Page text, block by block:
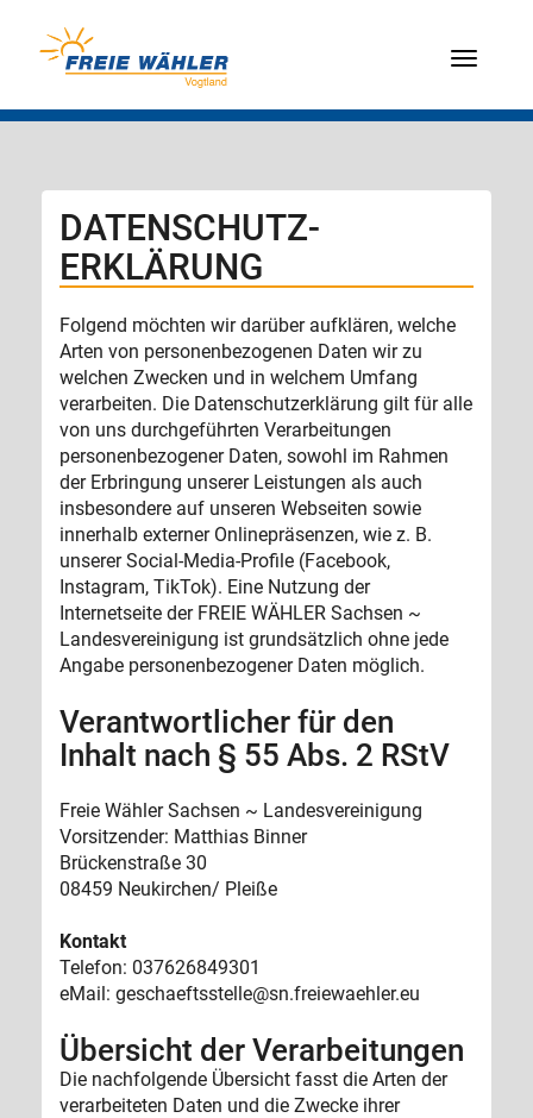
Menü
DATENSCHUTZ­­
ERKLÄRUNG
Folgend möchten wir darüber aufklären, welche
Arten von personenbezogenen Daten wir zu
welchen Zwecken und in welchem Umfang
verarbeiten. Die Datenschutzerklärung gilt für alle
von uns durchgeführten Verarbeitungen
personenbezogener Daten, sowohl im Rahmen
der Erbringung unserer Leistungen als auch
insbesondere auf unseren Webseiten sowie
innerhalb externer Onlinepräsenzen, wie z. B.
unserer Social-Media-Profile (Facebook,
Instagram, TikTok). Eine Nutzung der
Internetseite der FREIE WÄHLER Sachsen ~
Landesvereinigung ist grundsätzlich ohne jede
Angabe personenbezogener Daten möglich.
Verantwortlicher für den
Inhalt nach § 55 Abs. 2 RStV
Freie Wähler Sachsen ~ Landesvereinigung
Vorsitzender: Matthias Binner
Brückenstraße 30
08459 Neukirchen/ Pleiße
Kontakt
Telefon: 037626849301
eMail: geschaeftsstelle@sn.freiewaehler.eu
Übersicht der Verarbeitungen
Die nachfolgende Übersicht fasst die Arten der
verarbeiteten Daten und die Zwecke ihrer